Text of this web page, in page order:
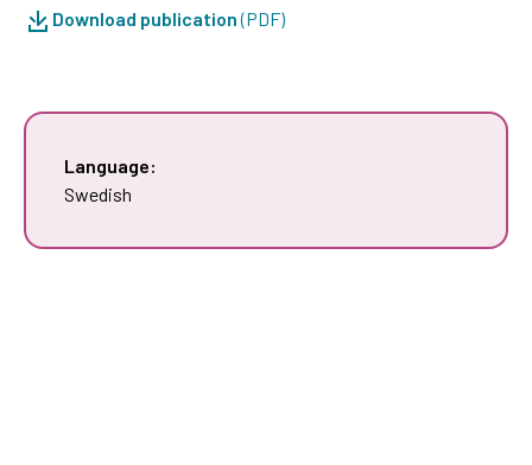
Download publication(PDF)
Language:
Swedish